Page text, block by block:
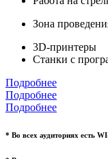
Зона
3D-принтеры
Станки с
Подробнее
Подробнее
Подробнее
* Во всех аудиториях есть